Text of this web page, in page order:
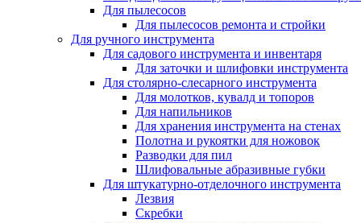
Для пылесосов
Для пылесосов ремонта и стройки
Для ручного инструмента
Для садового инструмента и инвентаря
Для заточки и шлифовки инструмента
Для столярно-слесарного инструмента
Для молотков, кувалд и топоров
Для напильников
Для хранения инструмента на стенах
Полотна и рукоятки для ножовок
Разводки для пил
Шлифовальные абразивные губки
Для штукатурно-отделочного инструмента
Лезвия
Скребки